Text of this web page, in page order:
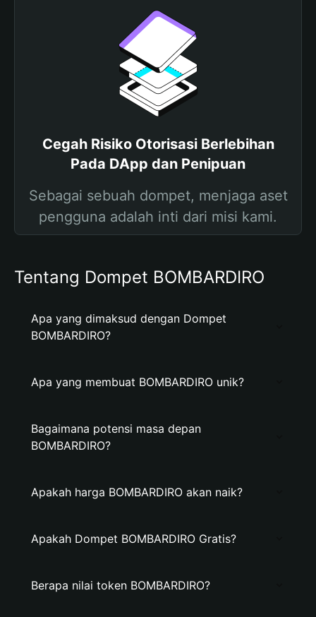
Cegah Risiko Otorisasi Berlebihan
Pada DApp dan Penipuan
Sebagai sebuah dompet, menjaga aset
pengguna adalah inti dari misi kami.
Tentang Dompet BOMBARDIRO
Apa yang dimaksud dengan Dompet
BOMBARDIRO?
Apa yang membuat BOMBARDIRO unik?
Bagaimana potensi masa depan
BOMBARDIRO?
Apakah harga BOMBARDIRO akan naik?
Apakah Dompet BOMBARDIRO Gratis?
Berapa nilai token BOMBARDIRO?